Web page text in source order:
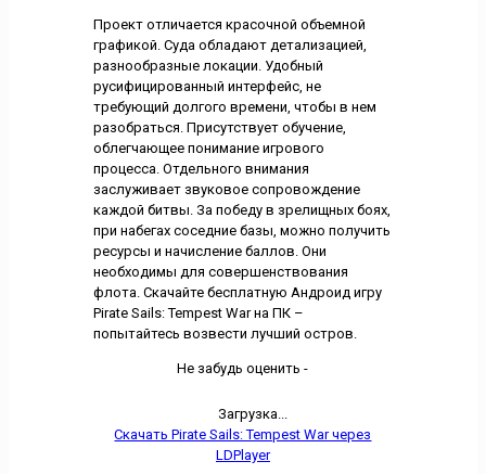
Проект отличается красочной объемной
графикой. Суда обладают детализацией,
разнообразные локации. Удобный
русифицированный интерфейс, не
требующий долгого времени, чтобы в нем
разобраться. Присутствует обучение,
облегчающее понимание игрового
процесса. Отдельного внимания
заслуживает звуковое сопровождение
каждой битвы. За победу в зрелищных боях,
при набегах соседние базы, можно получить
ресурсы и начисление баллов. Они
необходимы для совершенствования
флота. Скачайте бесплатную Андроид игру
Pirate Sails: Tempest War на ПК –
попытайтесь возвести лучший остров.
Не забудь оценить -
Загрузка...
Скачать Pirate Sails: Tempest War через
LDPlayer